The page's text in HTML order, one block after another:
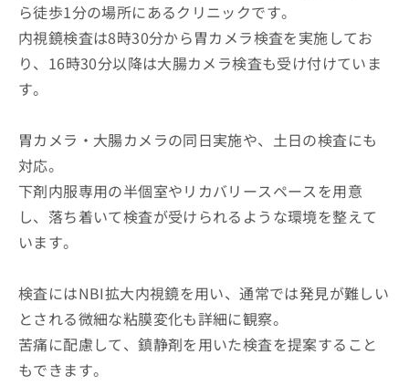
ら徒歩1分の場所にあるクリニックです。
内視鏡検査は8時30分から胃カメラ検査を実施してお
り、16時30分以降は大腸カメラ検査も受け付けていま
す。
胃カメラ・大腸カメラの同日実施や、土日の検査にも
対応。
下剤内服専用の半個室やリカバリースペースを用意
し、落ち着いて検査が受けられるような環境を整えて
います。
検査にはNBI拡大内視鏡を用い、通常では発見が難しい
とされる微細な粘膜変化も詳細に観察。
苦痛に配慮して、鎮静剤を用いた検査を提案すること
もできます。